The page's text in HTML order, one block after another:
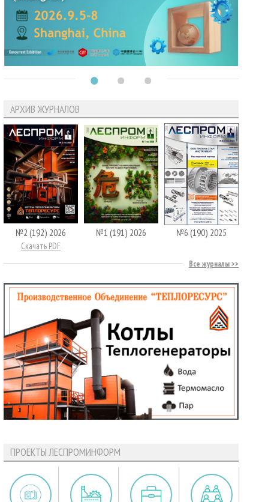
АРХИВ ЖУРНАЛОВ
№2 (192) 2026
Скачать PDF
№1 (191) 2026 №6 (190) 2025
Все журналы
ПРОЕКТЫ ЛЕСПРОМИНФОРМ